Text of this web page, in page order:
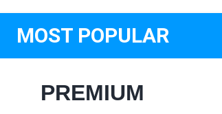
MOST POPULAR
PREMIUM